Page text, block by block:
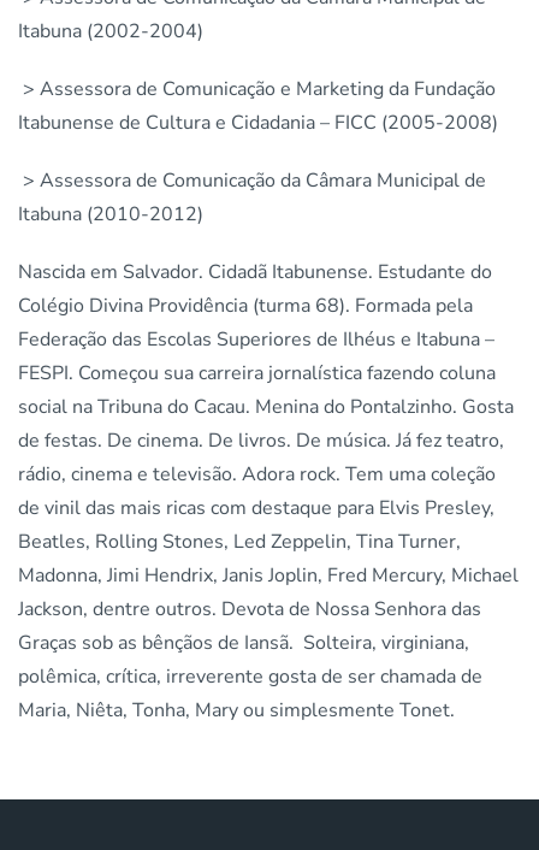
Itabuna (2002-2004)
> Assessora de Comunicação e Marketing da Fundação
Itabunense de Cultura e Cidadania – FICC (2005-2008)
> Assessora de Comunicação da Câmara Municipal de
Itabuna (2010-2012)
Nascida em Salvador. Cidadã Itabunense. Estudante do
Colégio Divina Providência (turma 68). Formada pela
Federação das Escolas Superiores de Ilhéus e Itabuna –
FESPI. Começou sua carreira jornalística fazendo coluna
social na Tribuna do Cacau. Menina do Pontalzinho. Gosta
de festas. De cinema. De livros. De música. Já fez teatro,
rádio, cinema e televisão. Adora rock. Tem uma coleção
de vinil das mais ricas com destaque para Elvis Presley,
Beatles, Rolling Stones, Led Zeppelin, Tina Turner,
Madonna, Jimi Hendrix, Janis Joplin, Fred Mercury, Michael
Jackson, dentre outros. Devota de Nossa Senhora das
Graças sob as bênçãos de Iansã. Solteira, virginiana,
polêmica, crítica, irreverente gosta de ser chamada de
Maria, Niêta, Tonha, Mary ou simplesmente Tonet.